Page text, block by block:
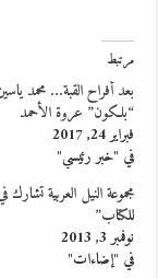
مرتبط
بعد أفراح القبة… محمد
“بلكون” عروة الأحمد
فبراير 24, 2017
في "خبر رئيسي"
مجموعة النيل العربية تشارك
للكتاب”
نوفمبر 3, 2013
في "إضاءات"